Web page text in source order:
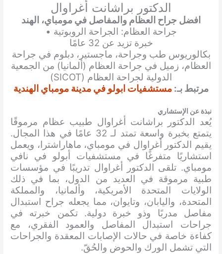
الدكتور براشانت أغراوال
افضل جراح العظام والمفاصل في مومباي، الهند
جراحة العظام: الجراحة الروبوتية •
خبرة تزيد عن 32 عامًا
بكالوريوس طب وجراحة، ماجستير، دبلوم في جراحة
العظام، زميل في جراحة العظام (ألمانيا) من الجمعية
الدولية لجراحة العظام (SICOT)
مرتبط بـ: مستشفيات ابولو في مدينة مومباي الهندية
نبذة عن الإستشاري
يُعد الدكتور براشانت أغراوال طبيب عظام مرموقًا
يتمتع بخبرة واسعة تمتد لـ 32 عامًا في هذا المجال.
يقيم الدكتور أغراوال في مومباي، ماهاراشترا، ويعمل
استشاريًا متفرغًا في مستشفيات أبولو في نافي
مومباي. تلقى الدكتور أغراوال تدريبًا في مؤسسات
طبية مرموقة في العديد من الدول، بما في ذلك
الولايات المتحدة الأمريكية، وألمانيا، والمملكة
المتحدة، واليابان، وتايوان، مما يجعله جراح استبدال
مفاصل مدربًا وذو خبرة دولية. تكمن خبرته في
جراحات استبدال المفاصل والعمود الفقري، مع
كفاءة خاصة في حالات الإصابات المعقدة والجراحات
التي تشمل الورك والحوض والحُقّ.